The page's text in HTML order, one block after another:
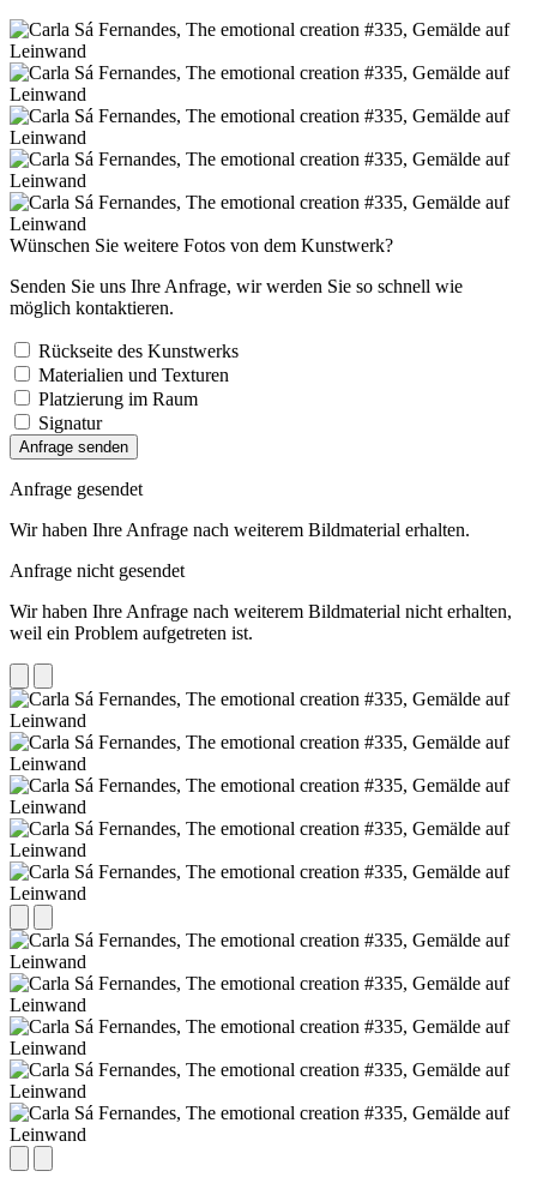
Wünschen Sie weitere Fotos von dem Kunstwerk?
Senden Sie uns Ihre Anfrage, wir werden Sie so schnell wie
möglich kontaktieren.
Rückseite des Kunstwerks
Materialien und Texturen
Platzierung im Raum
Signatur
Anfrage senden
Anfrage gesendet
Wir haben Ihre Anfrage nach weiterem Bildmaterial erhalten.
Anfrage nicht gesendet
Wir haben Ihre Anfrage nach weiterem Bildmaterial nicht erhalten,
weil ein Problem aufgetreten ist.